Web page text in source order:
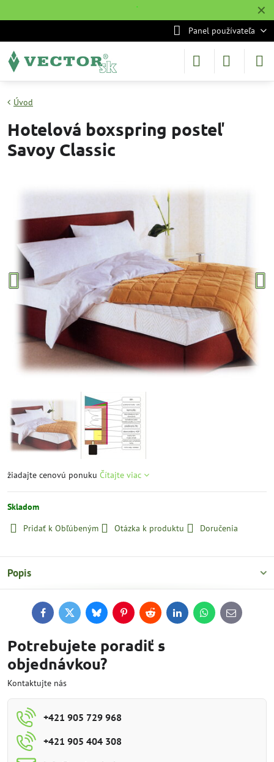
✕
˙
Panel používateľa
Úvod
Hotelová boxspring posteľ
Savoy Classic
žiadajte cenovú ponuku Čítajte viac
Skladom
Pridať k Obľúbeným
Otázka k produktu Doručenia
Popis
FacebookTwitterBlueskyPinterestReddit LinkedInWhatsApp
E-
mail
Potrebujete poradiť s
objednávkou?
Kontaktujte nás
+421 905 729 968
+421 905 404 308